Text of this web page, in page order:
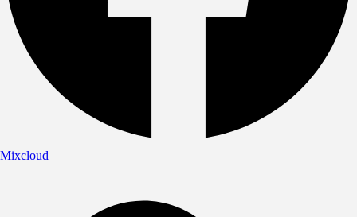
Mixcloud